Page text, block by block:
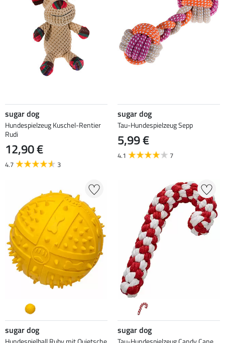
sugar dog
Hundespielzeug Kuschel-Rentier
Rudi
12,90 €
4.7 3
sugar dog
Tau-Hundespielzeug Sepp
5,99 €
4.1 7
sugar dog sugar dog